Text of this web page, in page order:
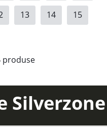
13 14 15
produse
Silverzone